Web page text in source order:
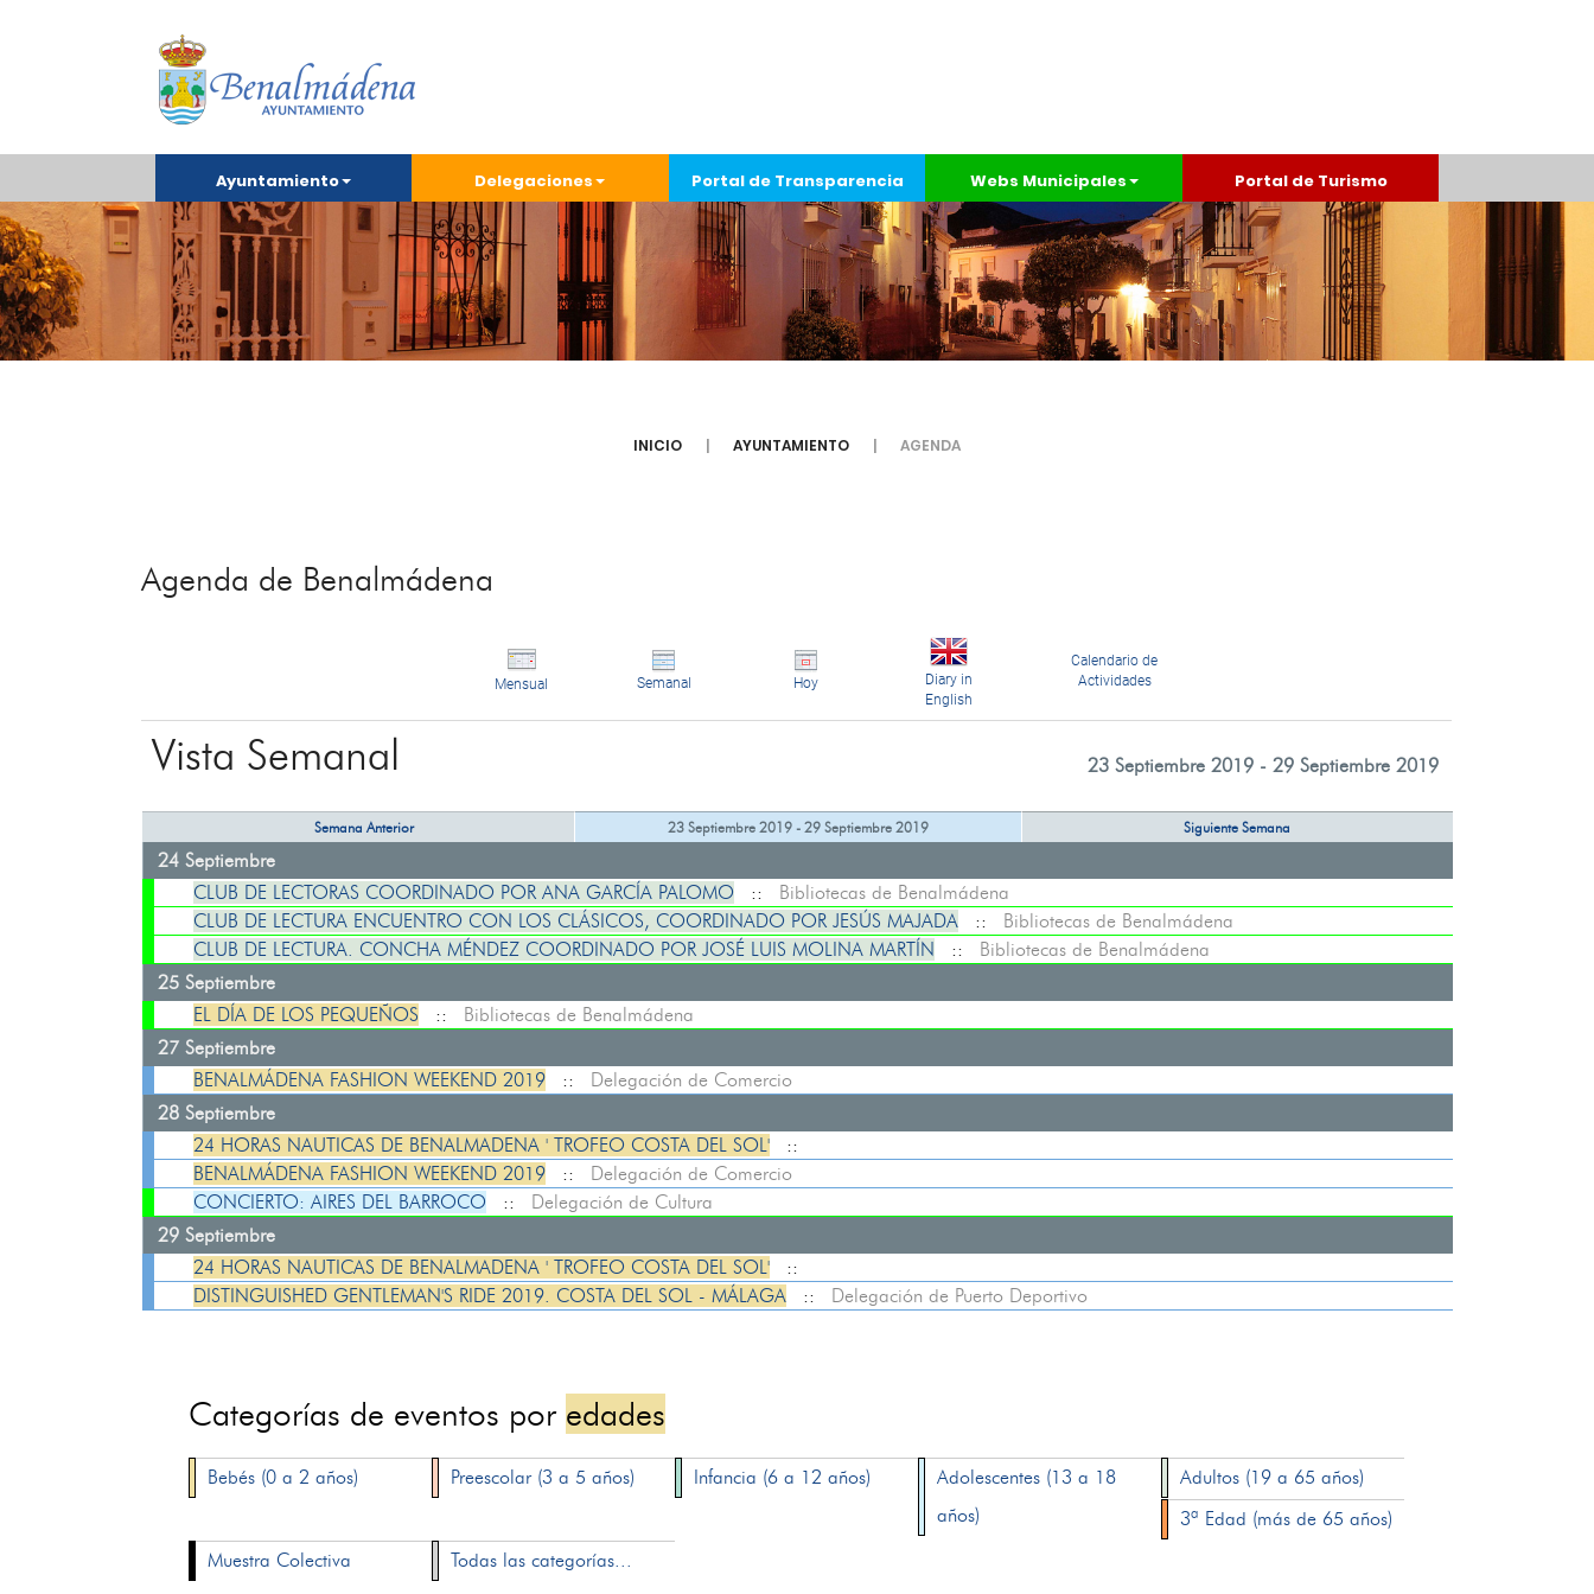
Ayuntamiento Delegaciones Portal de Transparencia Webs Municipales Portal de Turismo
INICIO AYUNTAMIENTO AGENDA
Agenda de Benalmádena
Mensual Semanal Hoy
Diary in
English
Calendario de
Actividades
Vista Semanal 23 Septiembre 2019 - 29 Septiembre 2019
Semana Anterior 23 Septiembre 2019 - 29 Septiembre 2019 Siguiente Semana
24 Septiembre
CLUB DE LECTORAS COORDINADO POR ANA GARCÍA PALOMO :: Bibliotecas de Benalmádena
CLUB DE LECTURA ENCUENTRO CON LOS CLÁSICOS, COORDINADO POR JESÚS MAJADA:: Bibliotecas de Benalmádena
CLUB DE LECTURA. CONCHA MÉNDEZ COORDINADO POR JOSÉ LUIS MOLINA MARTÍN :: Bibliotecas de Benalmádena
25 Septiembre
EL DÍA DE LOS PEQUEÑOS :: Bibliotecas de Benalmádena
27 Septiembre
BENALMÁDENA FASHION WEEKEND 2019:: Delegación de Comercio
28 Septiembre
24 HORAS NAUTICAS DE BENALMADENA ' TROFEO COSTA DEL SOL'::
BENALMÁDENA FASHION WEEKEND 2019:: Delegación de Comercio
CONCIERTO: AIRES DEL BARROCO :: Delegación de Cultura
29 Septiembre
24 HORAS NAUTICAS DE BENALMADENA ' TROFEO COSTA DEL SOL'::
DISTINGUISHED GENTLEMAN'S RIDE 2019. COSTA DEL SOL - MÁLAGA:: Delegación de Puerto Deportivo
Categorías de eventos por edades
Bebés (0 a 2 años) Preescolar (3 a 5 años) Infancia (6 a 12 años)
Adolescentes (13 a 18
años)
Adultos (19 a 65 años)
3ª Edad (más de 65 años)
Muestra Colectiva
Todas las categorías...